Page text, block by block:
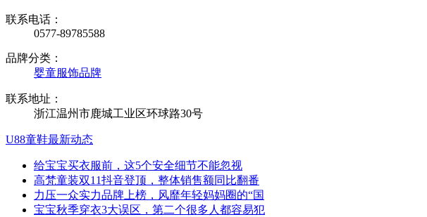
联系电话：
0577-89785588
品牌分类：
婴童服饰品牌
联系地址：
浙江温州市鹿城工业区环球路30号
U88童鞋最新动态
给宝宝买衣服前，这5个安全细节不能忽视
高梵童装双11抖音登顶，整体销售额同比翻番
力压一众实力品牌上榜，风靡年轻妈妈圈的“国
宝宝秋季穿衣3大误区，第二个很多人都容易犯